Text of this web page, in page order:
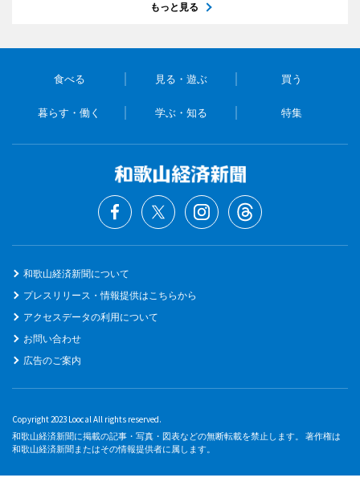
もっと見る
食べる 見る・遊ぶ 買う
暮らす・働く 学ぶ・知る 特集
和歌山経済新聞について
プレスリリース・情報提供はこちらから
アクセスデータの利用について
お問い合わせ
広告のご案内
Copyright 2023 Loocal All rights reserved.
和歌山経済新聞に掲載の記事・写真・図表などの無断転載を禁止します。 著作権は
和歌山経済新聞またはその情報提供者に属します。